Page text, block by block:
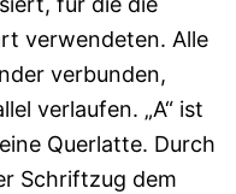
verwendeten. Alle
verbunden,
verlaufen. „A“ ist
Querlatte. Durch
Schriftzug dem